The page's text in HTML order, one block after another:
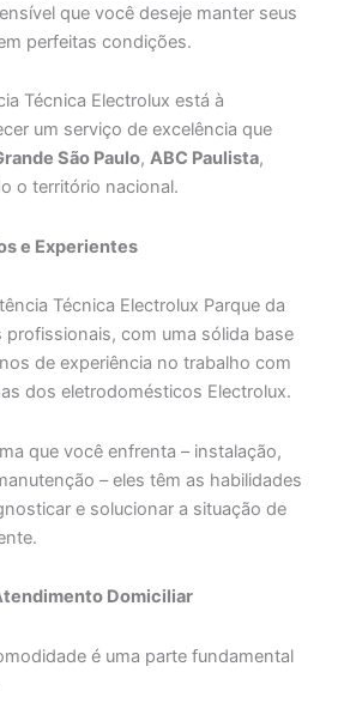
que você deseje manter seus
perfeitas condições.
Técnica Electrolux está à
um serviço de excelência que
São Paulo,ABC Paulista,
o território nacional.
e Experientes
Técnica Electrolux Parque da
profissionais, com uma sólida base
de experiência no trabalho com
dos eletrodomésticos Electrolux.
que você enfrenta – instalação,
– eles têm as habilidades
e solucionar a situação de
Domiciliar
é uma parte fundamental